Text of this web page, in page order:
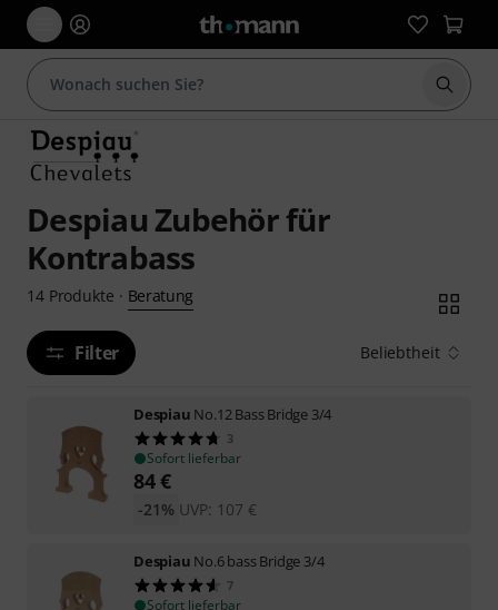
Suche
Despiau Zubehör für
Kontrabass
14 Produkte · Beratung
Filter Beliebtheit
Despiau No.12 Bass Bridge 3/4
3
Sofort lieferbar
84€
UVP: 107 €
-21%
Despiau No.6 bass Bridge 3/4
7
Sofort lieferbar